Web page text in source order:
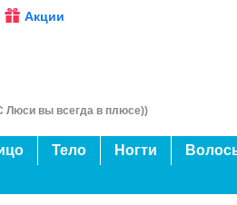
Акции
Люси вы всегда в плюсе))
Тело Ногти